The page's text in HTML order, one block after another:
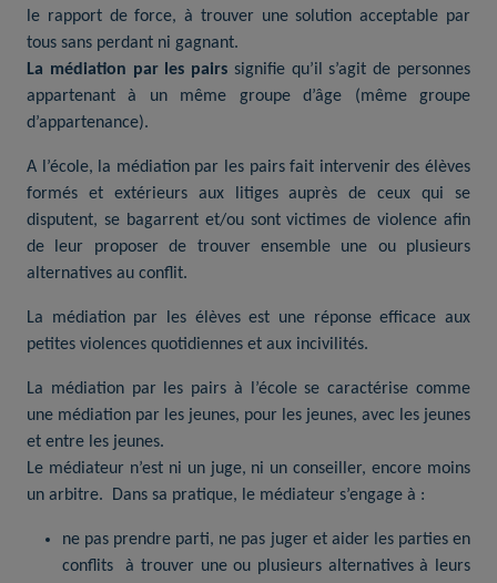
le rapport de force, à trouver une solution acceptable par
tous sans perdant ni gagnant.
La médiation par les pairs signifie qu’il s’agit de personnes
appartenant à un même groupe d’âge (même groupe
d’appartenance).
A l’école, la médiation par les pairs fait intervenir des élèves
formés et extérieurs aux litiges auprès de ceux qui se
disputent, se bagarrent et/ou sont victimes de violence afin
de leur proposer de trouver ensemble une ou plusieurs
alternatives au conflit.
La médiation par les élèves est une réponse efficace aux
petites violences quotidiennes et aux incivilités.
La médiation par les pairs à l’école se caractérise comme
une médiation par les jeunes, pour les jeunes, avec les jeunes
et entre les jeunes.
Le médiateur n’est ni un juge, ni un conseiller, encore moins
un arbitre. Dans sa pratique, le médiateur s’engage à :
ne pas prendre parti, ne pas juger et aider les parties en
conflits à trouver une ou plusieurs alternatives à leurs